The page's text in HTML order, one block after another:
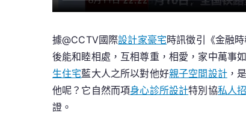
據@CCTV國際設計家豪宅時訊徵引《金融
後能和睦相處，互相尊重，相愛，家中萬事
生住宅藍大人之所以對他好親子空間設計，
他呢？它自然而項身心診所設計特別協私人
證。